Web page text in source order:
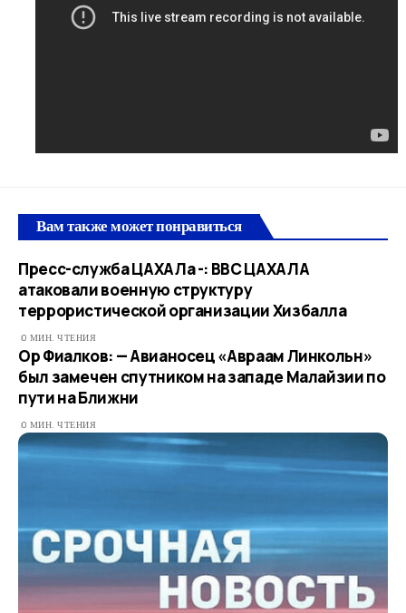
Вам также может понравиться
Пресс-служба ЦАХАЛа -: ВВС ЦАХАЛА
атаковали военную структуру
террористической организации Хизбалла
0 МИН. ЧТЕНИЯ
Ор Фиалков: — Авианосец «Авраам Линкольн»
был замечен спутником на западе Малайзии по
пути на Ближни
0 МИН. ЧТЕНИЯ